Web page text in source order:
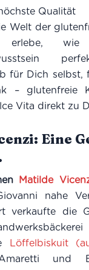
Qualität
Welt der
erlebe, wie
für Dich selbst,
– glutenfreie
Vita direkt zu
Eine
Matilde
nahe
verkaufte die
Löffelbiskuit
und